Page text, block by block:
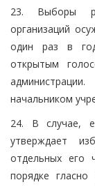
23. Выборы
организаций
один раз в
открытым
начальником
24. В случае,
утверждает
отдельных его
порядке